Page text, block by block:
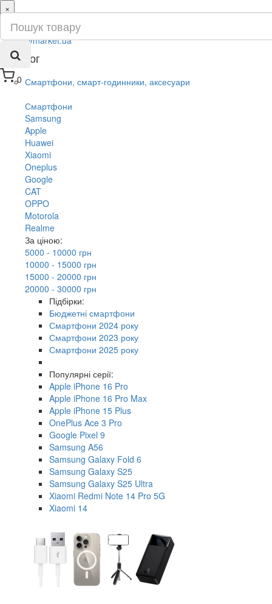
0
×
ru
ua
Каталог
Смартфони, смарт-годинники, аксесуари
Смартфони
Samsung
Apple
Huawei
Xiaomi
Oneplus
Google
CAT
OPPO
Motorola
Realme
За ціною:
5000 - 10000 грн
10000 - 15000 грн
15000 - 20000 грн
20000 - 30000 грн
Підбірки:
Бюджетні смартфони
Смартфони 2024 року
Смартфони 2023 року
Смартфони 2025 року
Популярні серії:
Apple iPhone 16 Pro
Apple iPhone 16 Pro Max
Apple iPhone 15 Plus
OnePlus Ace 3 Pro
Google Pixel 9
Samsung A56
Samsung Galaxy Fold 6
Samsung Galaxy S25
Samsung Galaxy S25 Ultra
Xiaomi Redmi Note 14 Pro 5G
Xiaomi 14